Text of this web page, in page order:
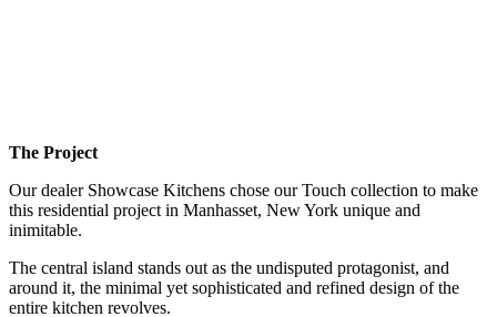
The Project
Our dealer Showcase Kitchens chose our Touch collection to make
this residential project in Manhasset, New York unique and
inimitable.
The central island stands out as the undisputed protagonist, and
around it, the minimal yet sophisticated and refined design of the
entire kitchen revolves.